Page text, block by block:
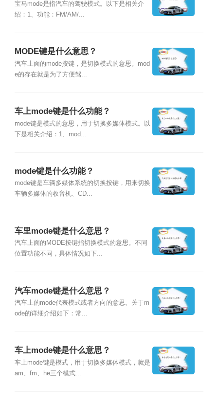
宝马mode是指汽车的驾驶模式。以下是相关介
绍：1、功能：FM/AM/...
MODE键是什么意思？
汽车上面的mode按键，是切换模式的意思。mod
e的存在就是为了方便驾...
车上mode键是什么功能？
mode键是模式的意思，用于切换多媒体模式。以
下是相关介绍：1、mod...
mode键是什么功能？
mode键是车辆多媒体系统的切换按键，用来切换
车辆多媒体的收音机、CD...
车里mode键是什么意思？
汽车上面的MODE按键指切换模式的意思。不同
位置功能不同，具体情况如下...
汽车mode键是什么意思？
汽车上的mode代表模式或者方向的意思。关于m
ode的详细介绍如下：常...
车上mode键是什么意思？
车上mode键是模式，用于切换多媒体模式，就是
am、fm、he三个模式...